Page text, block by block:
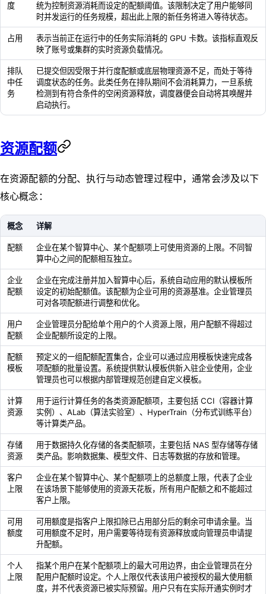
度
统为控制资源消耗而设定的配额阈值。该限制决定了用户能够同
时并发运行的任务规模，超出此上限的新任务将进入等待状态。
占用
表示当前正在运行中的任务实际消耗的 GPU 卡数。该指标直观反
映了账号或集群的实时资源负载情况。
排队
中任
务
已提交但因受限于并行度配额或底层物理资源不足，而处于等待
调度状态的任务。此类任务在排队期间不会消耗算力，一旦系统
检测到有符合条件的空闲资源释放，调度器便会自动将其唤醒并
启动执行。
资源配额
在资源配额的分配、执行与动态管理过程中，通常会涉及以下
核心概念：
概念 详解
配额
企业在某个智算中心、某个配额项上可使用资源的上限。不同智
算中心之间的配额相互独立。
企业
配额
企业在完成注册并加入智算中心后，系统自动应用的默认模板所
设定的初始配额值。该配额为企业可用的资源基准。企业管理员
可对各项配额进行调整和优化。
用户
配额
企业管理员分配给单个用户的个人资源上限，用户配额不得超过
企业配额所设定的上限。
配额
模板
预定义的一组配额配置集合，企业可以通过应用模板快速完成各
项配额的批量设置。系统提供默认模板供新入驻企业使用，企业
管理员也可以根据内部管理规范创建自定义模板。
计算
资源
用于运行计算任务的各类资源配额项，主要包括 CCI（容器计算
实例）、ALab（算法实验室）、HyperTrain（分布式训练平台）
等计算类产品。
存储
资源
用于数据持久化存储的各类配额项，主要包括 NAS 型存储等存储
类产品。影响数据集、模型文件、日志等数据的存放和管理。
客户
上限
企业在某个智算中心、某个配额项上的总额度上限，代表了企业
在该场景下能够使用的资源天花板，所有用户配额之和不能超过
客户上限。
可用
额度
可用额度是指客户上限扣除已占用部分后的剩余可申请余量。当
可用额度不足时，用户需要等待现有资源释放或向管理员申请提
升配额。
个人
上限
指某个用户在某个配额项上的最大可用边界，由企业管理员在分
配用户配额时设定。个人上限仅代表该用户被授权的最大使用额
度，并不代表资源已被实际预留。用户只有在实际开通实例时才